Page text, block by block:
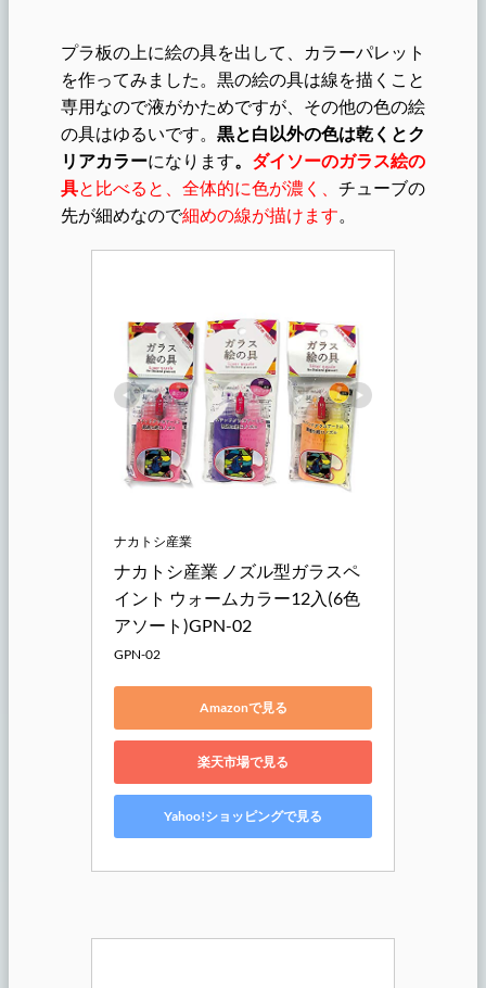
プラ板の上に絵の具を出して、カラーパレット
を作ってみました。黒の絵の具は線を描くこと
専用なので液がかためですが、その他の色の絵
の具はゆるいです。 黒と白以外の色は乾くとク
リアカラーになります。 ダイソーのガラス絵の
具と比べると、全体的に色が濃く、 チューブの
先が細めなので細めの線が描けます。
ナカトシ産業
ナカトシ産業 ノズル型ガラスペ
イント ウォームカラー12入(6色
アソート)GPN-02
GPN-02
Amazonで見る
楽天市場で見る
Yahoo!ショッピングで見る